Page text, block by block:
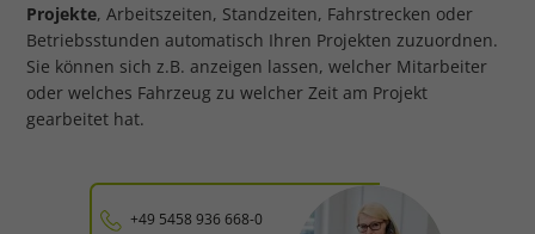
+49 5458 936 668-0
Projekte, Arbeitszeiten, Standzeiten, Fahrstrecken oder
Betriebsstunden automatisch Ihren Projekten zuzuordnen.
Sie können sich z.B. anzeigen lassen, welcher Mitarbeiter
oder welches Fahrzeug zu welcher Zeit am Projekt
gearbeitet hat.